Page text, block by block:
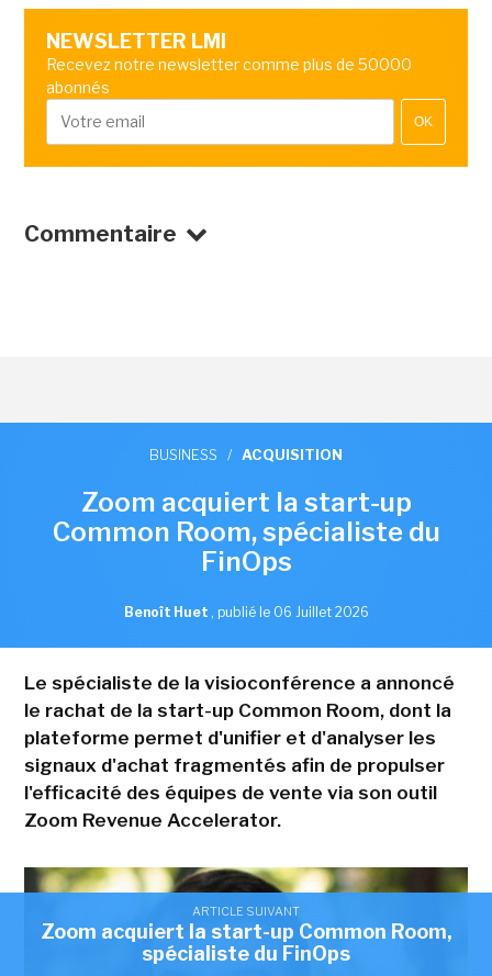
NEWSLETTER LMI
Recevez notre newsletter comme plus de 50000
abonnés
OK
Commentaire
ARTICLE SUIVANT
Zoom acquiert la start-up Common Room,
spécialiste du FinOps
BUSINESS / ACQUISITION
Zoom acquiert la start-up
Common Room, spécialiste du
FinOps
Benoît Huet , publié le 06 Juillet 2026
Le spécialiste de la visioconférence a annoncé
le rachat de la start-up Common Room, dont la
plateforme permet d'unifier et d'analyser les
signaux d'achat fragmentés afin de propulser
l'efficacité des équipes de vente via son outil
Zoom Revenue Accelerator.